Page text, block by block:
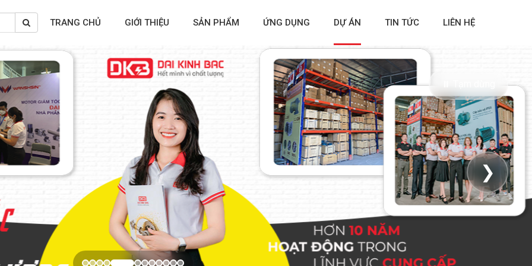
TRANG CHỦ GIỚI THIỆU SẢN PHẨM ỨNG DỤNG DỰ ÁN TIN TỨC LIÊN HỆ
❯